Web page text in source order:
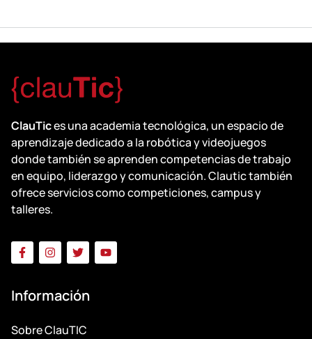
ClauTices una academia tecnológica, un espacio de
aprendizaje dedicado a la robótica y videojuegos
donde también se aprenden competencias de trabajo
en equipo, liderazgo y comunicación. Clautic también
ofrece servicios como competiciones, campus y
talleres.
Información
Sobre ClauTIC